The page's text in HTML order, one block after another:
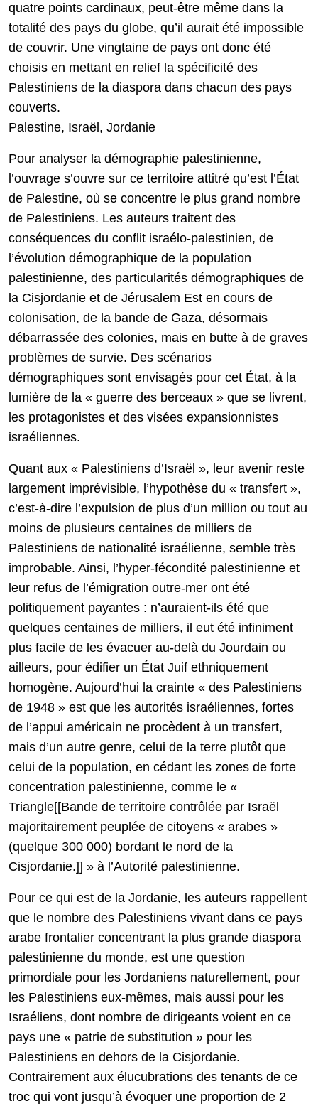
quatre points cardinaux, peut-être même dans la
totalité des pays du globe, qu’il aurait été impossible
de couvrir. Une vingtaine de pays ont donc été
choisis en mettant en relief la spécificité des
Palestiniens de la diaspora dans chacun des pays
couverts.
Palestine, Israël, Jordanie
Pour analyser la démographie palestinienne,
l’ouvrage s’ouvre sur ce territoire attitré qu’est l’État
de Palestine, où se concentre le plus grand nombre
de Palestiniens. Les auteurs traitent des
conséquences du conflit israélo-palestinien, de
l’évolution démographique de la population
palestinienne, des particularités démographiques de
la Cisjordanie et de Jérusalem Est en cours de
colonisation, de la bande de Gaza, désormais
débarrassée des colonies, mais en butte à de graves
problèmes de survie. Des scénarios
démographiques sont envisagés pour cet État, à la
lumière de la « guerre des berceaux » que se livrent,
les protagonistes et des visées expansionnistes
israéliennes.
Quant aux « Palestiniens d’Israël », leur avenir reste
largement imprévisible, l’hypothèse du « transfert »,
c’est-à-dire l’expulsion de plus d’un million ou tout au
moins de plusieurs centaines de milliers de
Palestiniens de nationalité israélienne, semble très
improbable. Ainsi, l’hyper-fécondité palestinienne et
leur refus de l’émigration outre-mer ont été
politiquement payantes : n’auraient-ils été que
quelques centaines de milliers, il eut été infiniment
plus facile de les évacuer au-delà du Jourdain ou
ailleurs, pour édifier un État Juif ethniquement
homogène. Aujourd’hui la crainte « des Palestiniens
de 1948 » est que les autorités israéliennes, fortes
de l’appui américain ne procèdent à un transfert,
mais d’un autre genre, celui de la terre plutôt que
celui de la population, en cédant les zones de forte
concentration palestinienne, comme le «
Triangle[[Bande de territoire contrôlée par Israël
majoritairement peuplée de citoyens « arabes »
(quelque 300 000) bordant le nord de la
Cisjordanie.]] » à l’Autorité palestinienne.
Pour ce qui est de la Jordanie, les auteurs rappellent
que le nombre des Palestiniens vivant dans ce pays
arabe frontalier concentrant la plus grande diaspora
palestinienne du monde, est une question
primordiale pour les Jordaniens naturellement, pour
les Palestiniens eux-mêmes, mais aussi pour les
Israéliens, dont nombre de dirigeants voient en ce
pays une « patrie de substitution » pour les
Palestiniens en dehors de la Cisjordanie.
Contrairement aux élucubrations des tenants de ce
troc qui vont jusqu’à évoquer une proportion de 2